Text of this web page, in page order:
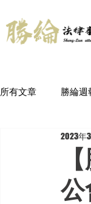
所有文章 勝綸週
公
2023年